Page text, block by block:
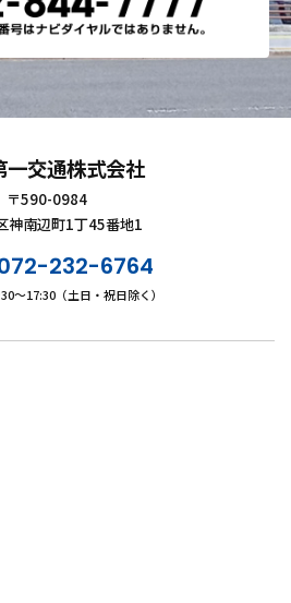
一交通株式会社
〒590-0984
神南辺町1丁45番地1
072-232-6764
～17:30（土日・祝日除く）